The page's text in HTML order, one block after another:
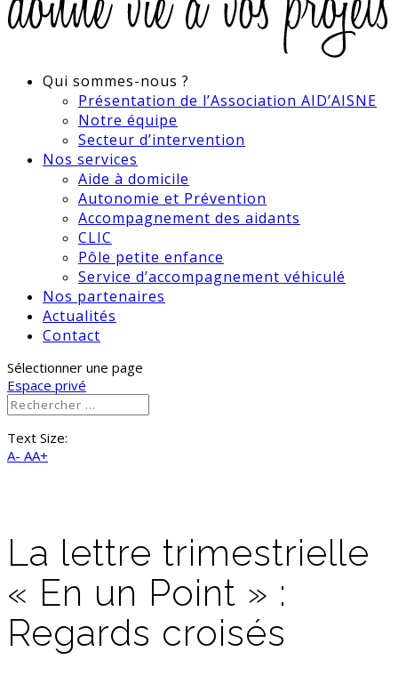
Qui sommes-nous ?
Présentation de l’Association AID’AISNE
Notre équipe
Secteur d’intervention
Nos services
Aide à domicile
Autonomie et Prévention
Accompagnement des aidants
CLIC
Pôle petite enfance
Service d’accompagnement véhiculé
Nos partenaires
Actualités
Contact
Sélectionner une page
Espace privé
Text Size:
A- AA+
La lettre trimestrielle
« En un Point » :
Regards croisés